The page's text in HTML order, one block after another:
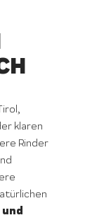
klaren
Rinder
und